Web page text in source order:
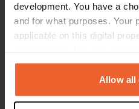
development. You have a
and for what purposes. Your
applicable on this digital
any time from the Cookie
the Privacy trigger icon.Allow all
Contact
Rue des Chenevières
54670, Millery,
Coördinaten